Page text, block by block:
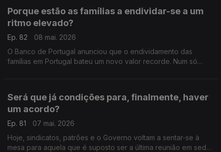
Porque estão as famílias a endividar-se a um
ritmo elevado?
Ep. 82
08 mai. 2026
O Banco de Portugal anunciou que o endividamento das
famílias em Portugal bateu um novo valor recorde. Num só
Será que já condições para, finalmente, haver
um acordo?
Ep. 81
07 mai. 2026
Hoje, sindicatos, patrões e o Governo voltam a sentar-se à
mesa para aquela que é suposto ser a última reunião em sede